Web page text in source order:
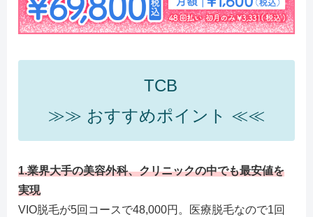
TCB
≫≫ おすすめポイント ≪≪
1.業界大手の美容外科、クリニックの中でも最安値を
実現
VIO脱毛が5回コースで48,000円。医療脱毛なので1回